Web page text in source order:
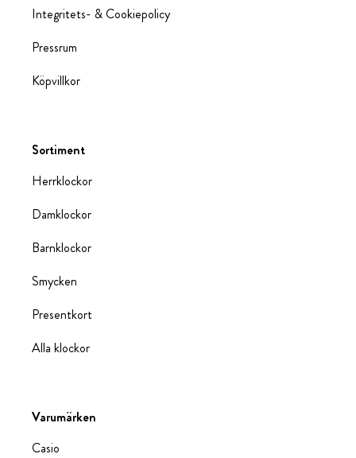
Integritets- & Cookiepolicy
Pressrum
Köpvillkor
Sortiment
Herrklockor
Damklockor
Barnklockor
Smycken
Presentkort
Alla klockor
Varumärken
Casio